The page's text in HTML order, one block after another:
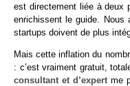
est directement liée à deux
enrichissent le guide. Nous
startups doivent de plus
Mais cette inflation du
: c’est vraiment gratuit,
consultant et d’expertme